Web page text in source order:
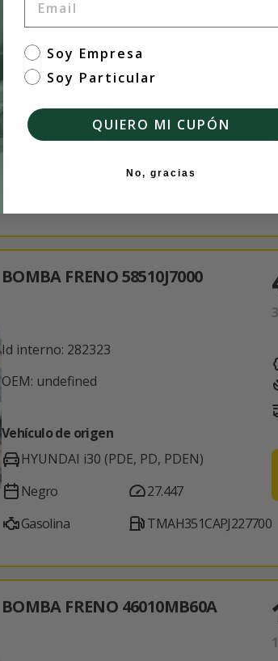
OEM: undefined
Vehículo de origen
FIAT 500 (312_)
BOMBA FRENO 58510J7000
Id interno: 282323
OEM: undefined
Vehículo de origen
HYUNDAI i30 (PDE, PD, PDEN)
Negro
Gasolina
27.447
TMAH351CAPJ227700
BOMBA FRENO 46010MB60A
tipo de cliente
Soy Empresa
Soy Particular
QUIERO MI CUPÓN
No, gracias